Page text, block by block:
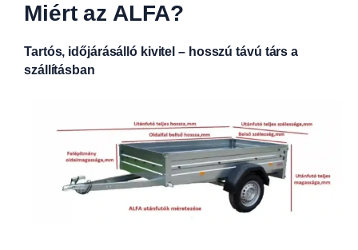
Miért az ALFA?
Tartós, időjárásálló kivitel – hosszú távú társ a
szállításban